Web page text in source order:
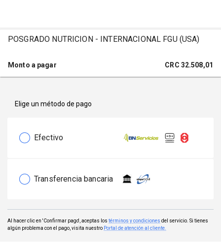
POSGRADO NUTRICION - INTERNACIONAL FGU (USA)
Monto a pagar CRC 32.508,01
Elige un método de pago
Efectivo
Transferencia bancaria
Al hacer clic en 'Confirmar pago', aceptas los términos y condiciones del servicio. Si tienes
algún problema con el pago, visita nuestro Portal de atención al cliente.